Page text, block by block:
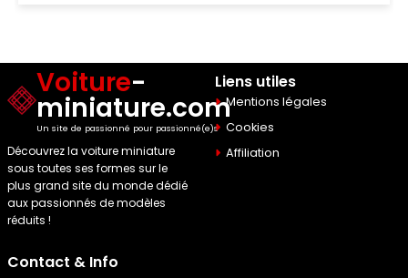
Voiture-
miniature.com
Un site de passionné pour passionné(e)s
Découvrez la voiture miniature
sous toutes ses formes sur le
plus grand site du monde dédié
aux passionnés de modèles
réduits !
Liens utiles
Mentions légales
Cookies
Affiliation
Contact & Info